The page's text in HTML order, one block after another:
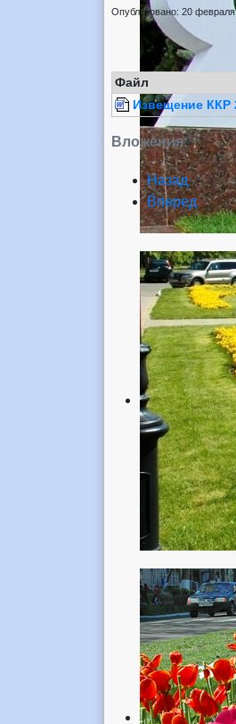
Опубликовано: 20
Вложения:
Файл
Извещение ККР
Назад
Вперед